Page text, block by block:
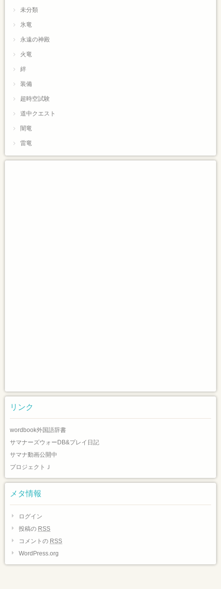
未分類
氷竜
永遠の神殿
火竜
絆
装備
超時空試験
道中クエスト
闇竜
雷竜
リンク
wordbook外国語辞書
サマナーズウォーDB&プレイ日記
サマナ動画公開中
プロジェクトＪ
メタ情報
ログイン
投稿の RSS
コメントの RSS
WordPress.org